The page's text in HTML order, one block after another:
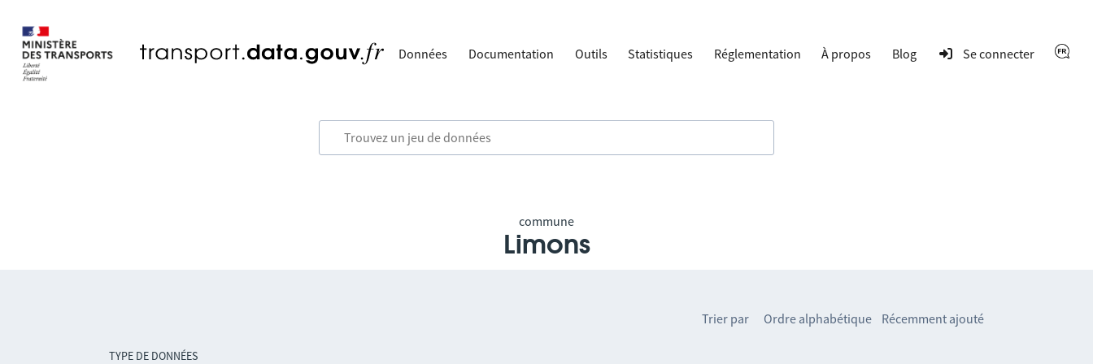
Données Documentation Outils Statistiques Réglementation À propos Blog Se connecter
commune
Limons
TYPE DE DONNÉES
Trier par Ordre alphabétique Récemment ajouté